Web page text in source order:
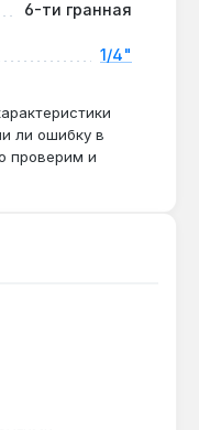
ударным
только для
к
с
6-ти гранная
1/4"
ли ошибку в
проверим и